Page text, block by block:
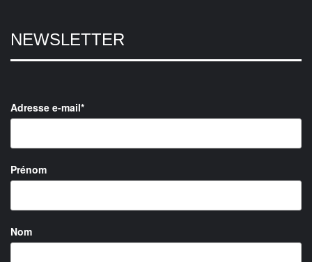
NEWSLETTER
Adresse e-mail*
Prénom
Nom